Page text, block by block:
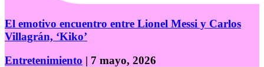
El emotivo encuentro entre Lionel Messi y Carlos
Villagrán, ‘Kiko’
Entretenimiento | 7 mayo, 2026